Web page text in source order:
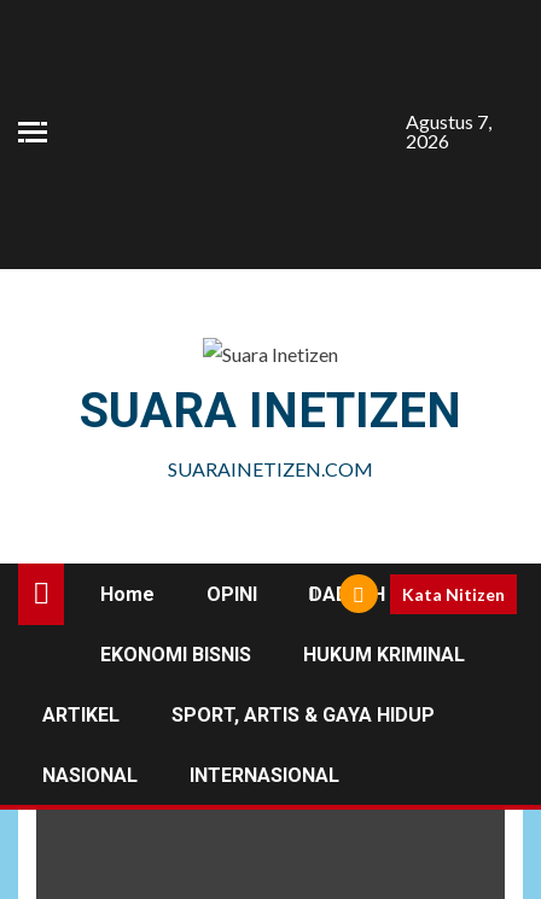
Agustus 7,
2026
SUARA INETIZEN
SUARAINETIZEN.COM
Home OPINI DAERAH
EKONOMI BISNIS HUKUM KRIMINAL
ARTIKEL SPORT, ARTIS & GAYA HIDUP
NASIONAL INTERNASIONAL
Kata Nitizen